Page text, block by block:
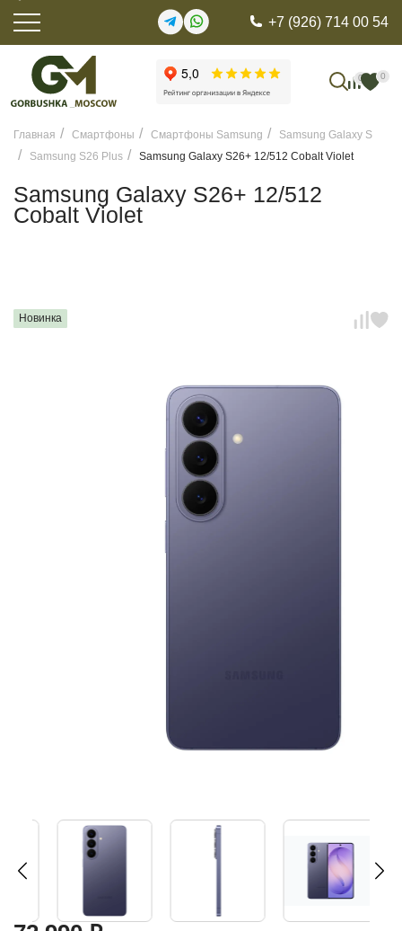
+7 (926) 714 00 54
0 0
Главная Смартфоны Смартфоны Samsung
Samsung Galaxy S
Samsung S26 Plus
Samsung Galaxy S26+ 12/512 Cobalt Violet
Samsung Galaxy S26+ 12/512
Cobalt Violet
Новинка